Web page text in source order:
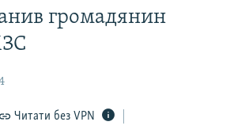
громадянин
Читати без VPN